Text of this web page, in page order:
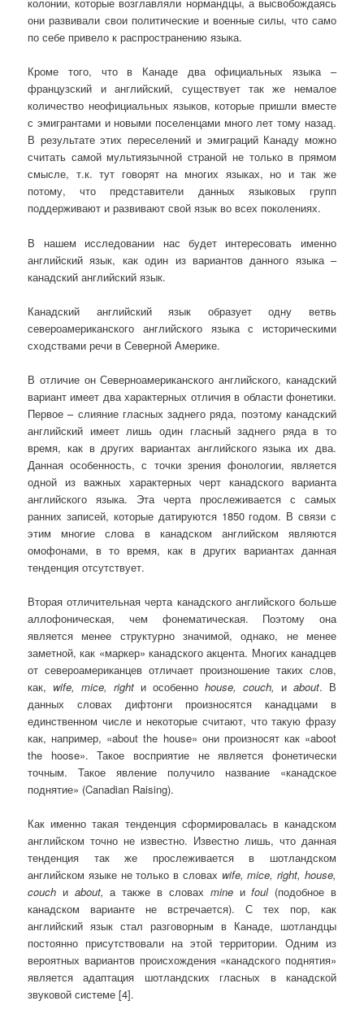
колонии, которые возглавляли нормандцы, а высвобождаясь
они развивали свои политические и военные силы, что само
по себе привело к распространению языка.
Кроме того, что в Канаде два официальных языка –
французский и английский, существует так же немалое
количество неофициальных языков, которые пришли вместе
с эмигрантами и новыми поселенцами много лет тому назад.
В результате этих переселений и эмиграций Канаду можно
считать самой мультиязычной страной не только в прямом
смысле, т.к. тут говорят на многих языках, но и так же
потому, что представители данных языковых групп
поддерживают и развивают свой язык во всех поколениях.
В нашем исследовании нас будет интересовать именно
английский язык, как один из вариантов данного языка –
канадский английский язык.
Канадский английский язык образует одну ветвь
североамериканского английского языка с историческими
сходствами речи в Северной Америке.
В отличие он Северноамериканского английского, канадский
вариант имеет два характерных отличия в области фонетики.
Первое – слияние гласных заднего ряда, поэтому канадский
английский имеет лишь один гласный заднего ряда в то
время, как в других вариантах английского языка их два.
Данная особенность, с точки зрения фонологии, является
одной из важных характерных черт канадского варианта
английского языка. Эта черта прослеживается с самых
ранних записей, которые датируются 1850 годом. В связи с
этим многие слова в канадском английском являются
омофонами, в то время, как в других вариантах данная
тенденция отсутствует.
Вторая отличительная черта канадского английского больше
аллофоническая, чем фонематическая. Поэтому она
является менее структурно значимой, однако, не менее
заметной, как «маркер» канадского акцента. Многих канадцев
от североамериканцев отличает произношение таких слов,
как, wife, mice, right и особенноhouse, couch, и about. В
данных словах дифтонги произносятся канадцами в
единственном числе и некоторые считают, что такую фразу
как, например, «about the house» они произносят как «aboot
the hoose». Такое восприятие не является фонетически
точным. Такое явление получило название «канадское
поднятие» (Canadian Raising).
Как именно такая тенденция сформировалась в канадском
английском точно не известно. Известно лишь, что данная
тенденция так же прослеживается в шотландском
английском языке не только в словах wife, mice, right, house,
couch и about,а также в словах mine иfoul(подобное в
канадском варианте не встречается). С тех пор, как
английский язык стал разговорным в Канаде, шотландцы
постоянно присутствовали на этой территории. Одним из
вероятных вариантов происхождения «канадского поднятия»
является адаптация шотландских гласных в канадской
звуковой системе [4].